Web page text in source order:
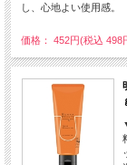
し、心地よい使用感。
価格： 452円(税込 498